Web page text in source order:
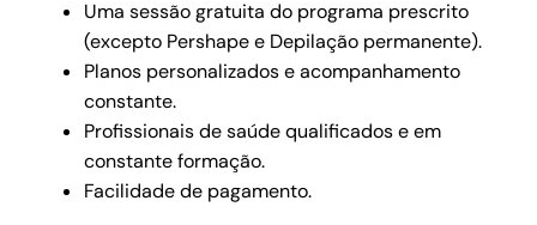
Uma sessão gratuita do programa prescrito
(excepto Pershape e Depilação permanente).
Planos personalizados e acompanhamento
constante.
Profissionais de saúde qualificados e em
constante formação.
Facilidade de pagamento.